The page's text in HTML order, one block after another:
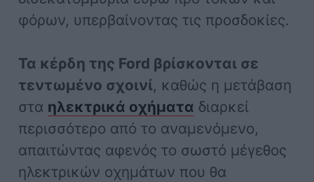
φόρων, υπερβαίνοντας τις προσδοκίες.
Τα κέρδη της Ford βρίσκονται σε
τεντωμένο σχοινί, καθώς η μετάβαση
στα ηλεκτρικά οχήματα διαρκεί
περισσότερο από το αναμενόμενο,
απαιτώντας αφενός το σωστό μέγεθος
ηλεκτρικών οχημάτων που θα